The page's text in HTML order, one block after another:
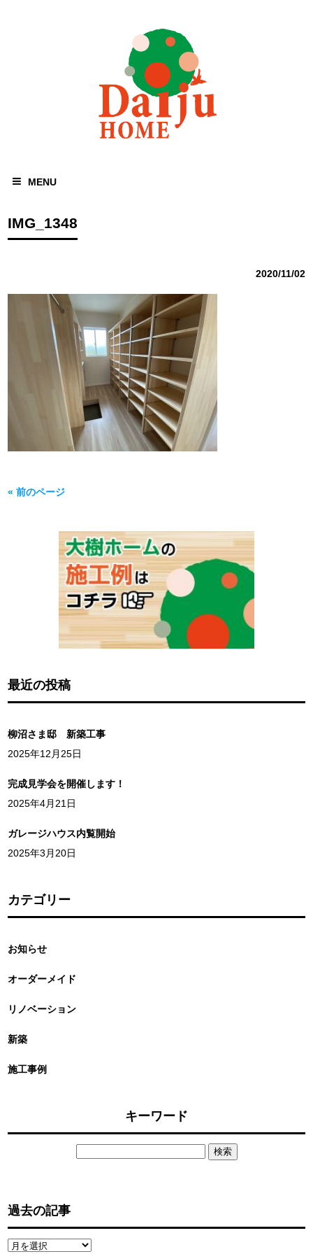
MENU
IMG_1348
2020/11/02
« 前のページ
最近の投稿
柳沼さま邸 新築工事
2025年12月25日
完成見学会を開催します！
2025年4月21日
ガレージハウス内覧開始
2025年3月20日
カテゴリー
お知らせ
オーダーメイド
リノベーション
新築
施工事例
キーワード
過去の記事
過